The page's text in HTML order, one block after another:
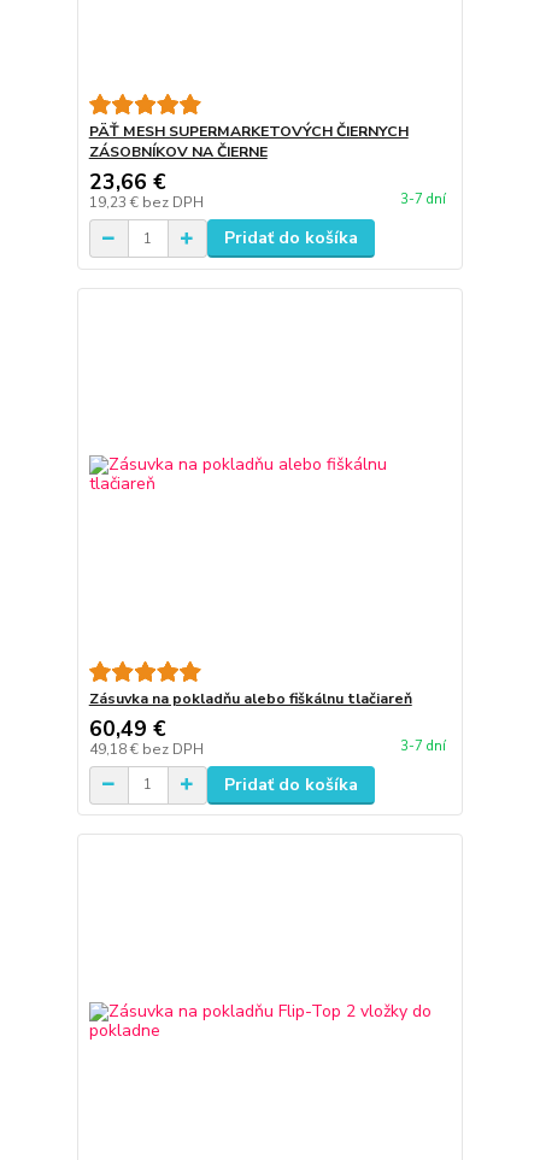
PÄŤ MESH SUPERMARKETOVÝCH ČIERNYCH
ZÁSOBNÍKOV NA ČIERNE
23,66 €
19,23 € bez DPH 3-7 dní
Pridať do košíka
Zásuvka na pokladňu alebo fiškálnu tlačiareň
60,49 €
49,18 € bez DPH 3-7 dní
Pridať do košíka